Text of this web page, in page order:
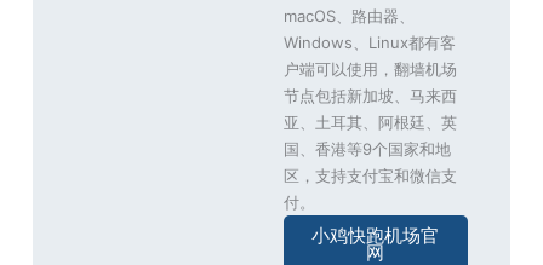
macOS、路由器、
Windows、Linux都有客
户端可以使用，翻墙机场
节点包括新加坡、马来西
亚、土耳其、阿根廷、英
国、香港等9个国家和地
区，支持支付宝和微信支
付。
小鸡快跑机场官
网